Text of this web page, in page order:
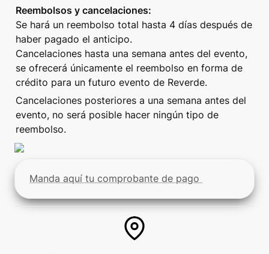
Reembolsos y cancelaciones:
Se hará un reembolso total hasta 4 días después de
haber pagado el anticipo.
Cancelaciones hasta una semana antes del evento,
se ofrecerá únicamente el reembolso en forma de
crédito para un futuro evento de Reverde.
Cancelaciones posteriores a una semana antes del
evento, no será posible hacer ningún tipo de
reembolso.
Manda aquí tu comprobante de pago